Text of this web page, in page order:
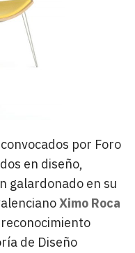
por Foro
en diseño,
galardonado en su
Ximo Roca
de Diseño